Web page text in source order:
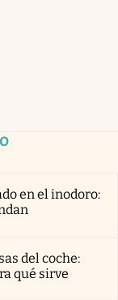
en el inodoro:
del coche:
qué sirve